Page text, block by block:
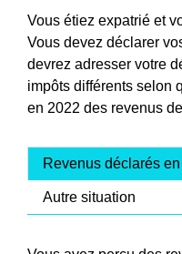
Vous étiez expatrié et
Vous devez déclarer
devrez adresser votre
impôts différents selon
en 2022 des revenus
Revenus déclarés
Autre situation